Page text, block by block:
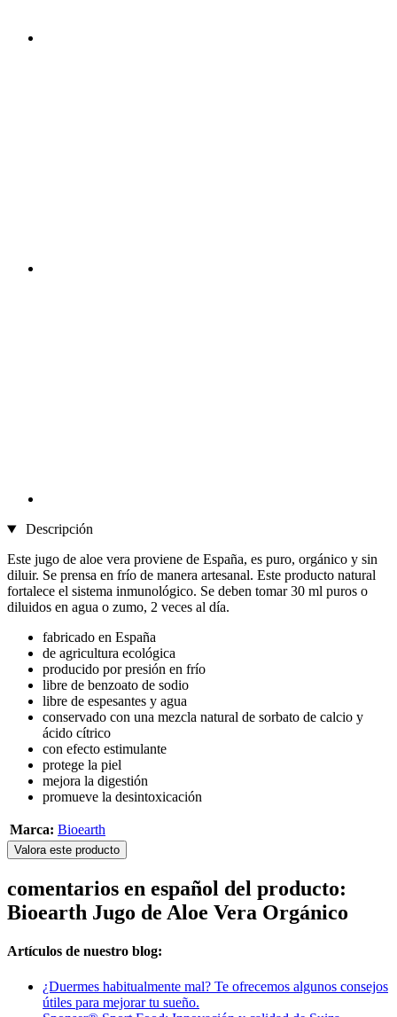
Descripción
Este jugo de aloe vera proviene de España, es puro, orgánico y sin
diluir. Se prensa en frío de manera artesanal. Este producto natural
fortalece el sistema inmunológico. Se deben tomar 30 ml puros o
diluidos en agua o zumo, 2 veces al día.
fabricado en España
de agricultura ecológica
producido por presión en frío
libre de benzoato de sodio
libre de espesantes y agua
conservado con una mezcla natural de sorbato de calcio y
ácido cítrico
con efecto estimulante
protege la piel
mejora la digestión
promueve la desintoxicación
Marca: Bioearth
Valora este producto
comentarios en español del producto:
Bioearth Jugo de Aloe Vera Orgánico
Artículos de nuestro blog:
¿Duermes habitualmente mal? Te ofrecemos algunos consejos
útiles para mejorar tu sueño.